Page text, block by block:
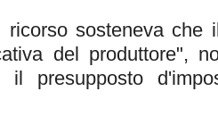
sosteneva che
del produttore",
il presupposto